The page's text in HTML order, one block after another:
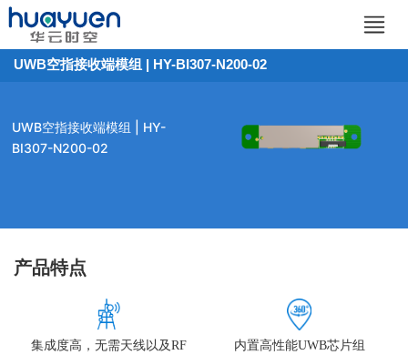
UWB空指接收端模组 | HY-BI307-N200-02
UWB空指接收端模组 | HY-
BI307-N200-02
产品特点
集成度高，无需天线以及RF
内置高性能UWB芯片组